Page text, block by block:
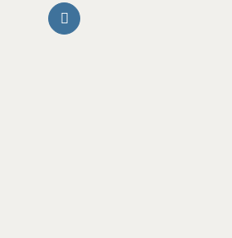
Instagram